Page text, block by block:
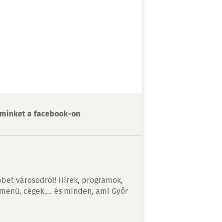
a facebook-on
városodról! Hírek, programok,
cégek…. és minden, ami Győr